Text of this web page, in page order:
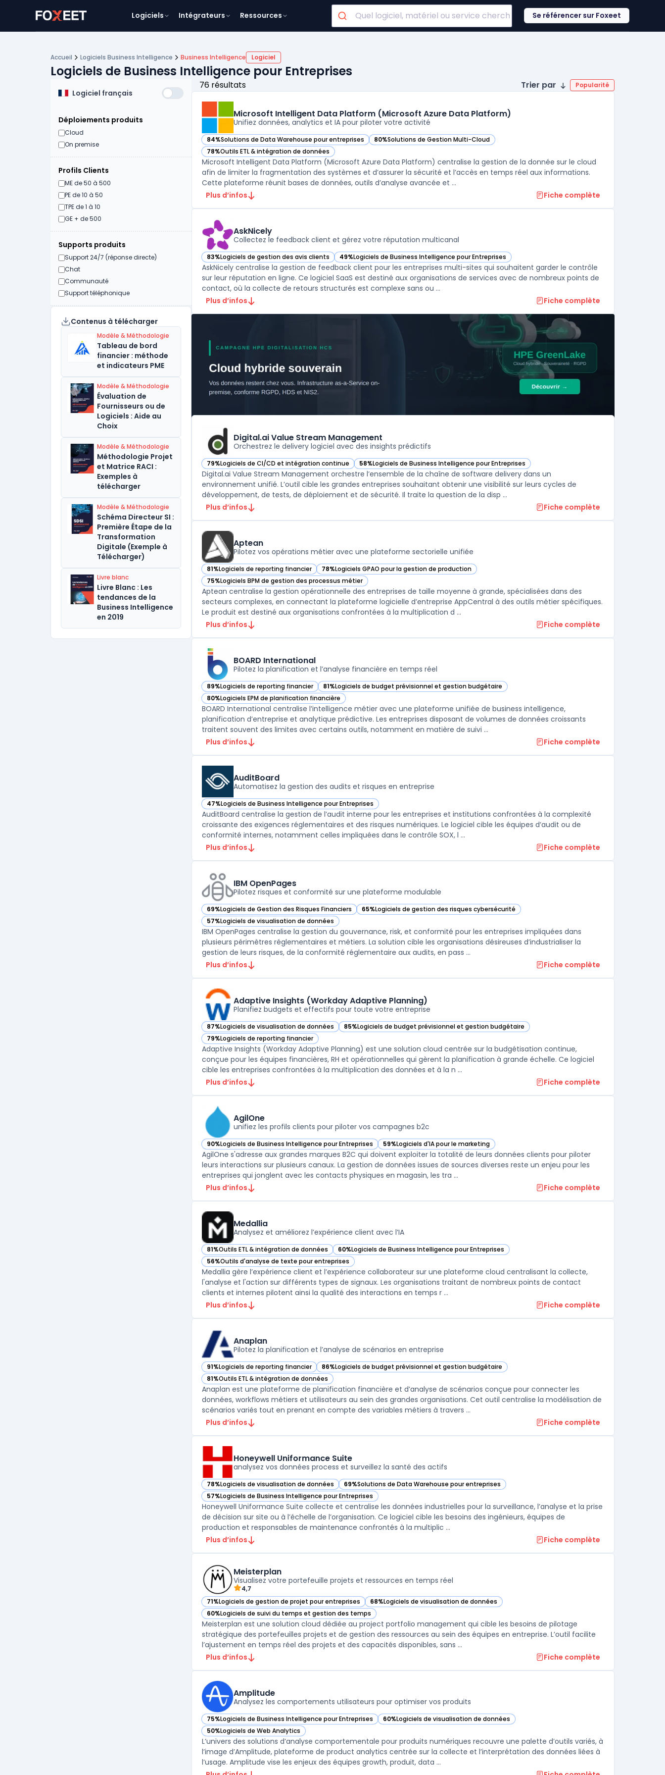
Logiciels Intégrateurs Ressources Se référencer sur Foxeet
Accueil Logiciels Business Intelligence Business Intelligence Logiciel
Logiciels de Business Intelligence pour Entreprises
Logiciel français
Déploiements produits
Cloud
On premise
Profils Clients
ME de 50 à 500
PE de 10 à 50
TPE de 1 à 10
GE + de 500
Supports produits
Support 24/7 (réponse directe)
Chat
Communauté
Support téléphonique
Contenus à télécharger
Modèle & Méthodologie
Tableau de bord
financier : méthode
et indicateurs PME
Modèle & Méthodologie
Évaluation de
Fournisseurs ou de
Logiciels : Aide au
Choix
Modèle & Méthodologie
Méthodologie Projet
et Matrice RACI :
Exemples à
télécharger
Modèle & Méthodologie
Schéma Directeur SI :
Première Étape de la
Transformation
Digitale (Exemple à
Télécharger)
Livre blanc
Livre Blanc : Les
tendances de la
Business Intelligence
en 2019
76 résultats Trier par Popularité
Microsoft Intelligent Data Platform (Microsoft Azure Data Platform)
Unifiez données, analytics et IA pour piloter votre activité
84%Solutions de Data Warehouse pour entreprises
— voir Microsoft Intelligent Data Platform (Microsoft Azure Data Platform) dans cette catégorie
80%Solutions de Gestion Multi-Cloud
— voir Microsoft Intelligent Data Platform (Microsoft Azure Data Platform) dans cette
78%Outils ETL & intégration de données
— voir Microsoft Intelligent Data Platform (Microsoft Azure Data Platform) dans cette catégorie
Microsoft Intelligent Data Platform (Microsoft Azure Data Platform) centralise la gestion de la donnée sur le cloud
afin de limiter la fragmentation des systèmes et d’assurer la sécurité et l’accès en temps réel aux informations.
Cette plateforme réunit bases de données, outils d’analyse avancée et ...
Plus d’infos
Fiche complète
AskNicely
Collectez le feedback client et gérez votre réputation multicanal
83%Logiciels de gestion des avis clients
— voir AskNicely dans cette catégorie 49%Logiciels de Business Intelligence pour Entreprises
— voir AskNicely dans cette catégorie
AskNicely centralise la gestion de feedback client pour les entreprises multi-sites qui souhaitent garder le contrôle
sur leur réputation en ligne. Ce logiciel SaaS est destiné aux organisations de services avec de nombreux points de
contact, où la collecte de retours structurés est complexe sans ou ...
Plus d’infos
Fiche complète
Digital.ai Value Stream Management
Orchestrez le delivery logiciel avec des insights prédictifs
79%Logiciels de CI/CD et intégration continue
— voir Digital.ai Value Stream Management dans cette catégorie
58%Logiciels de Business Intelligence pour Entreprises
— voir Digital.ai Value Stream Management dans cette catégorie
Digital.ai Value Stream Management orchestre l’ensemble de la chaîne de software delivery dans un
environnement unifié. L’outil cible les grandes entreprises souhaitant obtenir une visibilité sur leurs cycles de
développement, de tests, de déploiement et de sécurité. Il traite la question de la disp ...
Plus d’infos
Fiche complète
Aptean
Pilotez vos opérations métier avec une plateforme sectorielle unifiée
81%Logiciels de reporting financier
— voir Aptean dans cette catégorie 78%Logiciels GPAO pour la gestion de production
— voir Aptean dans cette catégorie
75%Logiciels BPM de gestion des processus métier
— voir Aptean dans cette catégorie
Aptean centralise la gestion opérationnelle des entreprises de taille moyenne à grande, spécialisées dans des
secteurs complexes, en connectant la plateforme logicielle d’entreprise AppCentral à des outils métier spécifiques.
Le produit est destiné aux organisations confrontées à la multiplication d ...
Plus d’infos
Fiche complète
BOARD International
Pilotez la planification et l’analyse financière en temps réel
89%Logiciels de reporting financier
— voir BOARD International dans cette catégorie
81%Logiciels de budget prévisionnel et gestion budgétaire
— voir BOARD International dans cette catégorie
80%Logiciels EPM de planification financière
— voir BOARD International dans cette catégorie
BOARD International centralise l’intelligence métier avec une plateforme unifiée de business intelligence,
planification d’entreprise et analytique prédictive. Les entreprises disposant de volumes de données croissants
traitent souvent des limites avec certains outils, notamment en matière de suivi ...
Plus d’infos
Fiche complète
AuditBoard
Automatisez la gestion des audits et risques en entreprise
47%Logiciels de Business Intelligence pour Entreprises
— voir AuditBoard dans cette catégorie
AuditBoard centralise la gestion de l’audit interne pour les entreprises et institutions confrontées à la complexité
croissante des exigences réglementaires et des risques numériques. Le logiciel cible les équipes d’audit ou de
conformité internes, notamment celles impliquées dans le contrôle SOX, l ...
Plus d’infos
Fiche complète
IBM OpenPages
Pilotez risques et conformité sur une plateforme modulable
69%Logiciels de Gestion des Risques Financiers
— voir IBM OpenPages dans cette catégorie 65%Logiciels de gestion des risques cybersécurité
— voir IBM OpenPages dans cette catégorie
57%Logiciels de visualisation de données
— voir IBM OpenPages dans cette catégorie
IBM OpenPages centralise la gestion du gouvernance, risk, et conformité pour les entreprises impliquées dans
plusieurs périmètres réglementaires et métiers. La solution cible les organisations désireuses d’industrialiser la
gestion de leurs risques, de la conformité réglementaire aux audits, en pass ...
Plus d’infos
Fiche complète
Adaptive Insights (Workday Adaptive Planning)
Planifiez budgets et effectifs pour toute votre entreprise
87%Logiciels de visualisation de données
— voir Adaptive Insights (Workday Adaptive Planning) dans cette catégorie
85%Logiciels de budget prévisionnel et gestion budgétaire
— voir Adaptive Insights (Workday Adaptive Planning) dans cette catégorie
79%Logiciels de reporting financier
— voir Adaptive Insights (Workday Adaptive Planning) dans cette catégorie
Adaptive Insights (Workday Adaptive Planning) est une solution cloud centrée sur la budgétisation continue,
conçue pour les équipes financières, RH et opérationnelles qui gèrent la planification à grande échelle. Ce logiciel
cible les entreprises confrontées à la multiplication des données et à la n ...
Plus d’infos
Fiche complète
AgilOne
unifiez les profils clients pour piloter vos campagnes b2c
90%Logiciels de Business Intelligence pour Entreprises
— voir AgilOne dans cette catégorie 59%Logiciels d'IA pour le marketing
— voir AgilOne dans cette catégorie
AgilOne s'adresse aux grandes marques B2C qui doivent exploiter la totalité de leurs données clients pour piloter
leurs interactions sur plusieurs canaux. La gestion de données issues de sources diverses reste un enjeu pour les
entreprises qui jonglent avec les contacts physiques en magasin, les tra ...
Plus d’infos
Fiche complète
Medallia
Analysez et améliorez l’expérience client avec l’IA
81%Outils ETL & intégration de données
— voir Medallia dans cette catégorie 60%Logiciels de Business Intelligence pour Entreprises
— voir Medallia dans cette catégorie
56%Outils d'analyse de texte pour entreprises
— voir Medallia dans cette catégorie
Medallia gère l’expérience client et l’expérience collaborateur sur une plateforme cloud centralisant la collecte,
l'analyse et l'action sur différents types de signaux. Les organisations traitant de nombreux points de contact
clients et internes pilotent ainsi la qualité des interactions en temps r ...
Plus d’infos
Fiche complète
Anaplan
Pilotez la planification et l’analyse de scénarios en entreprise
91%Logiciels de reporting financier
— voir Anaplan dans cette catégorie 86%Logiciels de budget prévisionnel et gestion budgétaire
— voir Anaplan dans cette catégorie
81%Outils ETL & intégration de données
— voir Anaplan dans cette catégorie
Anaplan est une plateforme de planification financière et d’analyse de scénarios conçue pour connecter les
données, workflows métiers et utilisateurs au sein des grandes organisations. Cet outil centralise la modélisation de
scénarios variés tout en prenant en compte des variables métiers à travers ...
Plus d’infos
Fiche complète
Honeywell Uniformance Suite
analysez vos données process et surveillez la santé des actifs
78%Logiciels de visualisation de données
— voir Honeywell Uniformance Suite dans cette catégorie
69%Solutions de Data Warehouse pour entreprises
— voir Honeywell Uniformance Suite dans cette catégorie
57%Logiciels de Business Intelligence pour Entreprises
— voir Honeywell Uniformance Suite dans cette catégorie
Honeywell Uniformance Suite collecte et centralise les données industrielles pour la surveillance, l’analyse et la prise
de décision sur site ou à l’échelle de l’organisation. Ce logiciel cible les besoins des ingénieurs, équipes de
production et responsables de maintenance confrontés à la multiplic ...
Plus d’infos
Fiche complète
Meisterplan
Visualisez votre portefeuille projets et ressources en temps réel
4,7
71%Logiciels de gestion de projet pour entreprises
— voir Meisterplan dans cette catégorie 68%Logiciels de visualisation de données
— voir Meisterplan dans cette catégorie
60%Logiciels de suivi du temps et gestion des temps
— voir Meisterplan dans cette catégorie
Meisterplan est une solution cloud dédiée au project portfolio management qui cible les besoins de pilotage
stratégique des portefeuilles projets et de gestion des ressources au sein des équipes en entreprise. L’outil facilite
l’ajustement en temps réel des projets et des capacités disponibles, sans ...
Plus d’infos
Fiche complète
Amplitude
Analysez les comportements utilisateurs pour optimiser vos produits
75%Logiciels de Business Intelligence pour Entreprises
— voir Amplitude dans cette catégorie 60%Logiciels de visualisation de données
— voir Amplitude dans cette catégorie
50%Logiciels de Web Analytics
— voir Amplitude dans cette catégorie
L’univers des solutions d’analyse comportementale pour produits numériques recouvre une palette d’outils variés, à
l’image d’Amplitude, plateforme de product analytics centrée sur la collecte et l’interprétation des données liées à
l’usage. Amplitude vise les enjeux des équipes growth, produit, data ...